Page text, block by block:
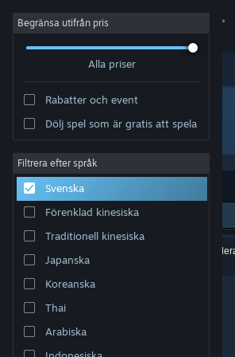
Logga in
Om
Support
Byt språk
Skaffa Steams mobilapp
Se skrivbordswebbplats
Begränsa utifrån pris
Alla priser
Rabatter och event
Dölj spel som är gratis att spela
Filtrera efter språk
Svenska
Förenklad kinesiska
Traditionell kinesiska
Japanska
Koreanska
Thai
Arabiska
Utvecklare: Nerdvision Games
Sortera efter Relevans
0 träffar matchade din sökning. 6 titlar har
på dina preferenser.